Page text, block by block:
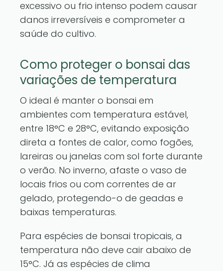
excessivo ou frio intenso podem causar
danos irreversíveis e comprometer a
saúde do cultivo.
Como proteger o bonsai das
variações de temperatura
O ideal é manter o bonsai em
ambientes com temperatura estável,
entre 18°C e 28°C, evitando exposição
direta a fontes de calor, como fogões,
lareiras ou janelas com sol forte durante
o verão. No inverno, afaste o vaso de
locais frios ou com correntes de ar
gelado, protegendo-o de geadas e
baixas temperaturas.
Para espécies de bonsai tropicais, a
temperatura não deve cair abaixo de
15°C. Já as espécies de clima